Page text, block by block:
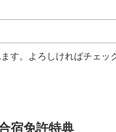
す。よろしければチェッ
宿免許特典